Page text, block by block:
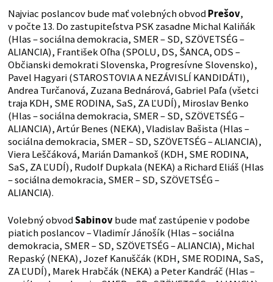
Najviac poslancov bude mať volebných obvodPrešov,
v počte 13. Do zastupiteľstva PSK zasadne Michal Kaliňák
(Hlas – sociálna demokracia, SMER – SD, SZÖVETSÉG –
ALIANCIA), František Oľha (SPOLU, DS, ŠANCA, ODS –
Občianski demokrati Slovenska, Progresívne Slovensko),
Pavel Hagyari (STAROSTOVIA A NEZÁVISLÍ KANDIDÁTI),
Andrea Turčanová, Zuzana Bednárová, Gabriel Paľa (všetci
traja KDH, SME RODINA, SaS, ZA ĽUDÍ), Miroslav Benko
(Hlas – sociálna demokracia, SMER – SD, SZÖVETSÉG –
ALIANCIA), Artúr Benes (NEKA), Vladislav Bašista (Hlas –
sociálna demokracia, SMER – SD, SZÖVETSÉG – ALIANCIA),
Viera Leščáková, Marián Damankoš (KDH, SME RODINA,
SaS, ZA ĽUDÍ), Rudolf Dupkala (NEKA) a Richard Eliáš (Hlas
– sociálna demokracia, SMER – SD, SZÖVETSÉG –
ALIANCIA).
Volebný obvodSabinovbude mať zastúpenie v podobe
piatich poslancov – Vladimír Jánošík (Hlas – sociálna
demokracia, SMER – SD, SZÖVETSÉG – ALIANCIA), Michal
Repaský (NEKA), Jozef Kanuščák (KDH, SME RODINA, SaS,
ZA ĽUDÍ), Marek Hrabčák (NEKA) a Peter Kandráč (Hlas –